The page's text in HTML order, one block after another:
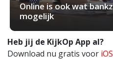
Online is ook wat
mogelijk
Heb jij de KijkOp App al?
Download nu gratis voor iOS